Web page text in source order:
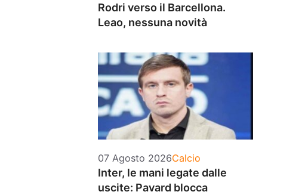
Rodri verso il Barcellona.
Leao, nessuna novità
07 Agosto 2026Categorie
Calcio
Inter, le mani legate dalle
uscite: Pavard blocca